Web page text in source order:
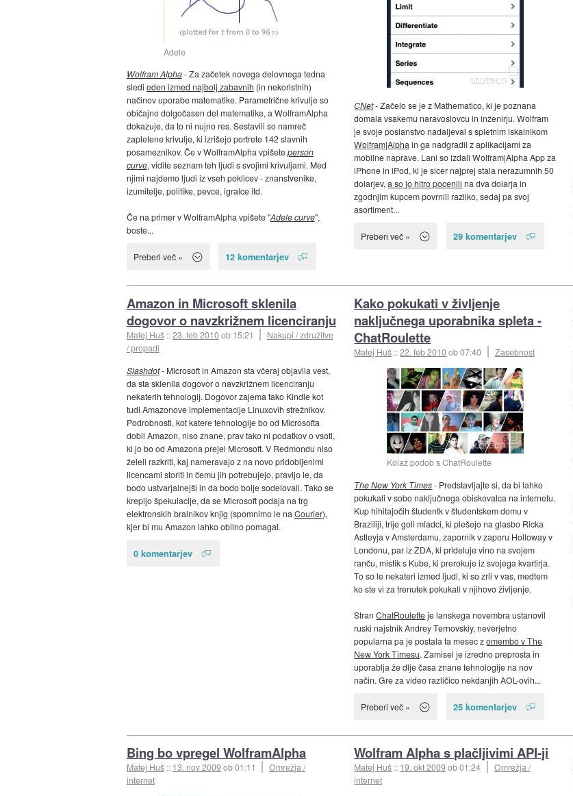
Adele
Wolfram Alpha- Za začetek novega delovnega tedna
sledi eden izmed najbolj zabavnih (in nekoristnih)
načinov uporabe matematike. Parametrične krivulje so
običajno dolgočasen del matematike, a WolframAlpha
dokazuje, da to ni nujno res. Sestavili so namreč
zapletene krivulje, ki izrišejo portrete 142 slavnih
posameznikov. Če v WolframAlpha vpišeteperson
curve, vidite seznam teh ljudi s svojimi krivuljami. Med
njimi najdemo ljudi iz vseh poklicev - znanstvenike,
izumitelje, politike, pevce, igralce itd.
Če na primer v WolframAlpha vpišete "Adele curve",
boste...
Preberi več » 12 komentarjev
CNet- Začelo se je z Mathematico, ki je poznana
domala vsakemu naravoslovcu in inženirju. Wolfram
je svoje poslanstvo nadaljeval s spletnim iskalnikom
Wolfram|Alpha in ga nadgradil z aplikacijami za
mobilne naprave. Lani so izdali Wolfram|Alpha App za
iPhone in iPod, ki je sicer najprej stala nerazumnih 50
dolarjev,a so jo hitro pocenili na dva dolarja in
zgodnjim kupcem povrnili razliko, sedaj pa svoj
asortiment...
Preberi več » 29 komentarjev
Amazon in Microsoft sklenila
dogovor o navzkrižnem licenciranju
Matej Huš ::23. feb 2010ob 15:21
Nakupi / združitve
/ propadi
Slashdot- Microsoft in Amazon sta včeraj objavila vest,
da sta sklenila dogovor o navzkrižnem licenciranju
nekaterih tehnologij. Dogovor zajema tako Kindle kot
tudi Amazonove implementacije Linuxovih strežnikov.
Podrobnosti, kot katere tehnologije bo od Microsofta
dobil Amazon, niso znane, prav tako ni podatkov o vsoti,
ki jo bo od Amazona prejel Microsoft. V Redmondu niso
želeli razkriti, kaj nameravajo z na novo pridobljenimi
licencami storiti in čemu jih potrebujejo, pravijo le, da
bodo ustvarjalnejši in da bodo bolje sodelovali. Tako se
krepijo špekulacije, da se Microsoft podaja na trg
elektronskih bralnikov knjig (spomnimo le na Courier),
kjer bi mu Amazon lahko obilno pomagal.
0 komentarjev
Kako pokukati v življenje
naključnega uporabnika spleta -
ChatRoulette
Matej Huš ::22. feb 2010ob 07:40 Zasebnost
Kolaž podob s ChatRoulette
The New York Times- Predstavljajte si, da bi lahko
pokukali v sobo naključnega obiskovalca na internetu.
Kup hihitajočih študentk v študentskem domu v
Braziliji, trije goli mladci, ki plešejo na glasbo Ricka
Astleyja v Amsterdamu, zapornik v zaporu Holloway v
Londonu, par iz ZDA, ki prideluje vino na svojem
ranču, mistik s Kube, ki prerokuje iz svojega kvartirja.
To so le nekateri izmed ljudi, ki so zrli v vas, medtem
ko ste vi za trenutek pokukali v njihovo življenje.
StranChatRouletteje lanskega novembra ustanovil
ruski najstnik Andrey Ternovskiy, neverjetno
popularna pa je postala ta mesec zomembo v The
New York Timesu. Zamisel je izredno preprosta in
uporablja že dlje časa znane tehnologije na nov
način. Gre za video različico nekdanjih AOL-ovih...
Preberi več » 25 komentarjev
Bing bo vpregel WolframAlpha
Matej Huš :: 13. nov 2009ob 01:11
Omrežja /
internet
Wolfram Alpha s plačljivimi API-ji
Matej Huš :: 19. okt 2009ob 01:24
Omrežja /
internet